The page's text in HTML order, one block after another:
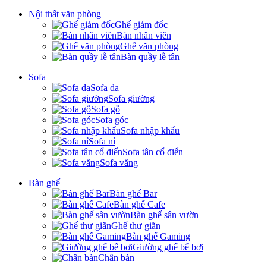
Nội thất văn phòng
Ghế giám đốc
Bàn nhân viên
Ghế văn phòng
Bàn quầy lễ tân
Sofa
Sofa da
Sofa giường
Sofa gỗ
Sofa góc
Sofa nhập khẩu
Sofa nỉ
Sofa tân cổ điển
Sofa văng
Bàn ghế
Bàn ghế Bar
Bàn ghế Cafe
Bàn ghế sân vườn
Ghế thư giãn
Bàn ghế Gaming
Giường ghế bể bơi
Chân bàn